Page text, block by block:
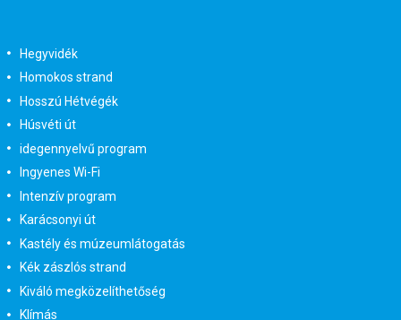
Hegyvidék
Homokos strand
Hosszú Hétvégék
Húsvéti út
idegennyelvű program
Ingyenes Wi-Fi
Intenzív program
Karácsonyi út
Kastély és múzeumlátogatás
Kék zászlós strand
Kiváló megközelíthetőség
Klímás